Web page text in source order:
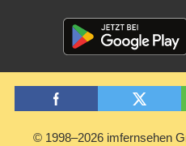
© 1998–2026 imfernsehen